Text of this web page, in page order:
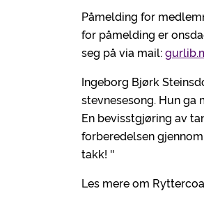
Påmelding for
for påmelding er
seg på via mail:
Ingeborg Bjørk
stevnesesong. Hun
En bevisstgjøring av
forberedelsen
takk! ''
Les mere om